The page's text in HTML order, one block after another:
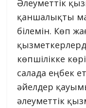
Әлеуметтік
қаншалықты
білемін. Көп
көпшілікке
салада еңбек
әйелдер
әлеуметтік